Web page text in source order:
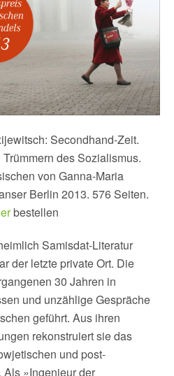
Secondhand-Zeit.
des Sozialismus.
von Ganna-Maria
Berlin 2013. 576 Seiten.
bestellen
Samisdat-Literatur
der letzte private Ort. Die
30 Jahren in
und unzählige Gespräche
geführt. Aus ihren
rekonstruiert sie das
und post-
»Ingenieur der